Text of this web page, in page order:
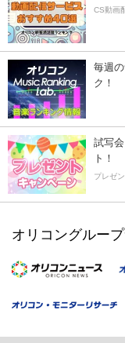
CS動画
毎週
ク！
試写
ト！
プレゼ
オリコングルー